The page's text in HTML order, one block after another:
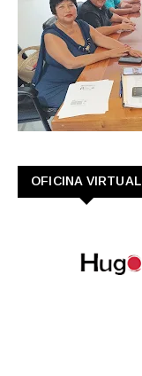
OFICINA VIRTUAL